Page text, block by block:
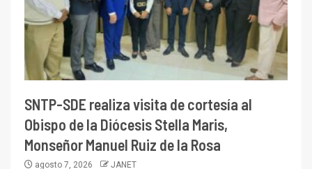
SNTP-SDE realiza visita de cortesía al
Obispo de la Diócesis Stella Maris,
Monseñor Manuel Ruiz de la Rosa
agosto 7, 2026 JANET